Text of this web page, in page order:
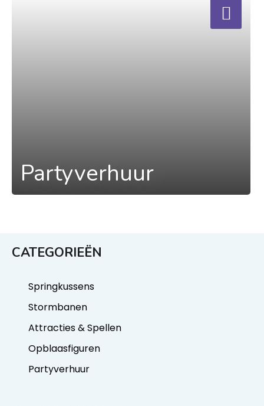
Partyverhuur
CATEGORIEËN
Springkussens
Stormbanen
Attracties & Spellen
Opblaasfiguren
Partyverhuur